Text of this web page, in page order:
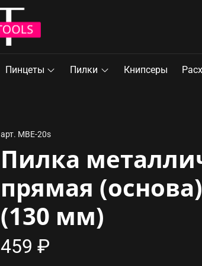
Пинцеты Пилки Книпсеры
арт. MBE-20s
Пилка
прямая (основа)
(130 мм)
459 ₽